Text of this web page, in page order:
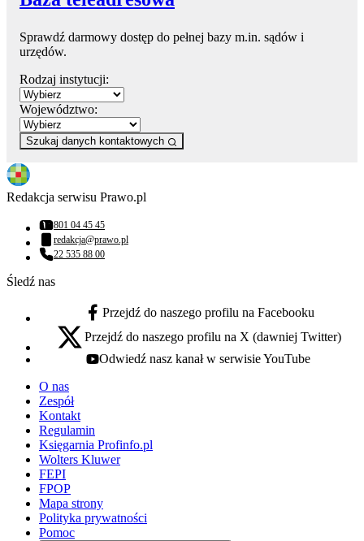
Sprawdź darmowy dostęp do pełnej bazy m.in. sądów i
urzędów.
Rodzaj instytucji:
Województwo:
Szukaj danych kontaktowych
Redakcja serwisu Prawo.pl
Numer telefonu:
801 04 45 45
Adres email:
redakcja@prawo.pl
Numer telefonu:
22 535 88 00
Śledź nas
facebook - otwiera się w nowej karcie
Przejdź do naszego profilu na Facebooku
x - otwiera się w nowej karcie
Przejdź do naszego profilu na X (dawniej Twitter)
youtube - otwiera się w nowej karcie
Odwiedź nasz kanał w serwisie YouTube
O nas
Zespół
Kontakt
Regulamin
Księgarnia Profinfo.pl
Wolters Kluwer
FEPI
FPOP
Mapa strony
Polityka prywatności
Pomoc